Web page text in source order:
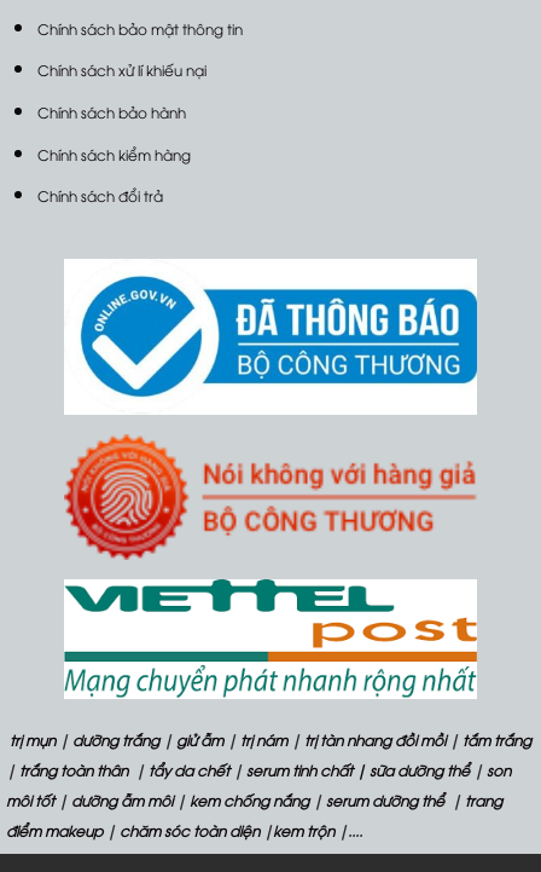
Chính sách bảo mật thông tin
Chính sách xử lí khiếu nại
Chính sách bảo hành
Chính sách kiểm hàng
Chính sách đổi trả
trị mụn| dưỡng trắng| giử ẫm| trị nám| trị tàn nhang đồi mồi| tắm trắng
| trắng toàn thân| tẩy da chết|serum tinh chất | sữa dưỡng thể |son
môi tốt| dưỡng ẫm môi| kem chống nắng|serum dưỡng thể | trang
điểm makeup| chăm sóc toàn diện|kem trộn|....